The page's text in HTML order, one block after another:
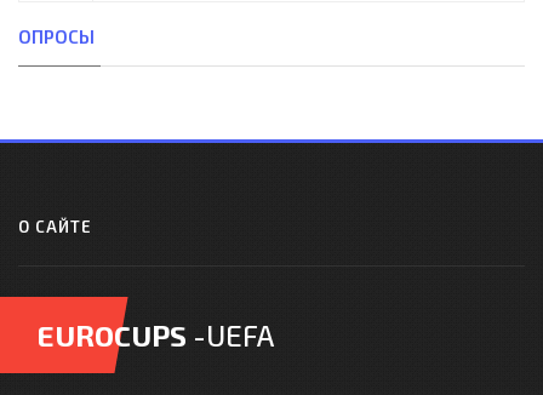
ОПРОСЫ
О САЙТЕ
EUROCUPS -UEFA